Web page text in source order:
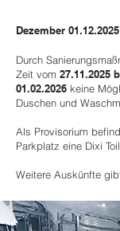
Dezember 01.12.2025
Durch
Zeit vom 27.11.2025
01.02.2026 keine
Duschen und
Als Provisorium
Parkplatz eine Dixi
Weitere Auskünfte